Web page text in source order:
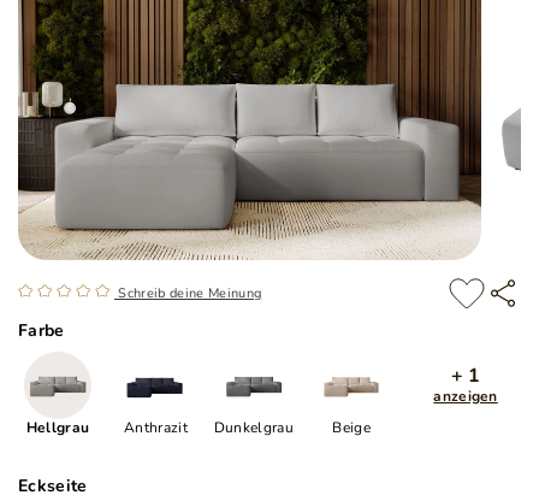
Schreib deine Meinung
Farbe
Hellgrau Anthrazit Dunkelgrau Beige
+ 1
anzeigen
Eckseite